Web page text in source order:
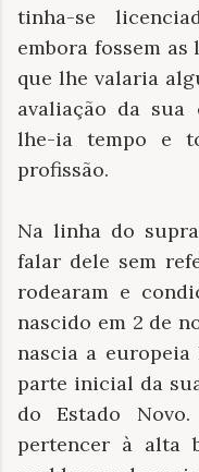
tinha-se
embora fossem
que lhe valaria
avaliação da sua
lhe-ia tempo e
profissão.
Na linha do
falar dele sem
rodearam e
nascido em 2 de
nascia a europeia
parte inicial da
do Estado
pertencer à alta